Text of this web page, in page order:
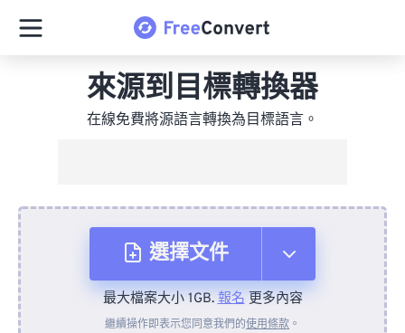
來源到目標轉換器
在線免費將源語言轉換為目標語言。
選擇文件
來自裝置
最大檔案大小 1GB.報名更多內容
繼續操作即表示您同意我們的使用條款 。